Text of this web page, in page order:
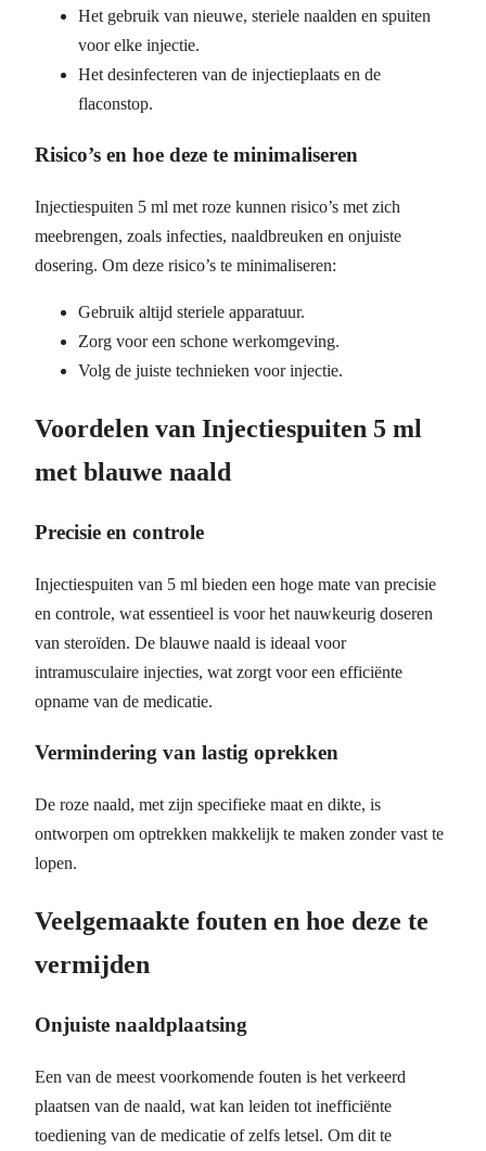
Het gebruik van nieuwe, steriele naalden en spuiten
voor elke injectie.
Het desinfecteren van de injectieplaats en de
flaconstop.
Risico’s en hoe deze te minimaliseren
Injectiespuiten 5 ml met roze kunnen risico’s met zich
meebrengen, zoals infecties, naaldbreuken en onjuiste
dosering. Om deze risico’s te minimaliseren:
Gebruik altijd steriele apparatuur.
Zorg voor een schone werkomgeving.
Volg de juiste technieken voor injectie.
Voordelen van Injectiespuiten 5 ml
met blauwe naald
Precisie en controle
Injectiespuiten van 5 ml bieden een hoge mate van precisie
en controle, wat essentieel is voor het nauwkeurig doseren
van steroïden. De blauwe naald is ideaal voor
intramusculaire injecties, wat zorgt voor een efficiënte
opname van de medicatie.
Vermindering van lastig oprekken
De roze naald, met zijn specifieke maat en dikte, is
ontworpen om optrekken makkelijk te maken zonder vast te
lopen.
Veelgemaakte fouten en hoe deze te
vermijden
Onjuiste naaldplaatsing
Een van de meest voorkomende fouten is het verkeerd
plaatsen van de naald, wat kan leiden tot inefficiënte
toediening van de medicatie of zelfs letsel. Om dit te